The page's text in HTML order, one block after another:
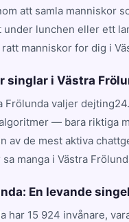
att samla manniskor
under lunchen eller ett
manniskor for dig i
singlar i Västra
Frölunda valjer
— bara riktiga
av de mest aktiva
manga i Västra
En levande
har 15 924 invånare,